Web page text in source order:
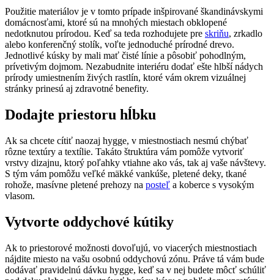
Použitie materiálov je v tomto prípade inšpirované škandinávskymi
domácnosťami, ktoré sú na mnohých miestach obklopené
nedotknutou prírodou. Keď sa teda rozhodujete pre skriňu, zrkadlo
alebo konferenčný stolík, voľte jednoduché prírodné drevo.
Jednotlivé kúsky by mali mať čisté línie a pôsobiť pohodlným,
prívetivým dojmom. Nezabudnite interiéru dodať ešte hlbší nádych
prírody umiestnením živých rastlín, ktoré vám okrem vizuálnej
stránky prinesú aj zdravotné benefity.
Dodajte priestoru hĺbku
Ak sa chcete cítiť naozaj hygge, v miestnostiach nesmú chýbať
rôzne textúry a textílie. Takáto štruktúra vám pomôže vytvoriť
vrstvy dizajnu, ktorý poľahky vtiahne ako vás, tak aj vaše návštevy.
S tým vám pomôžu veľké mäkké vankúše, pletené deky, tkané
rohože, masívne pletené prehozy na posteľ a koberce s vysokým
vlasom.
Vytvorte oddychové kútiky
Ak to priestorové možnosti dovoľujú, vo viacerých miestnostiach
nájdite miesto na vašu osobnú oddychovú zónu. Práve tá vám bude
dodávať pravidelnú dávku hygge, keď sa v nej budete môcť schúliť